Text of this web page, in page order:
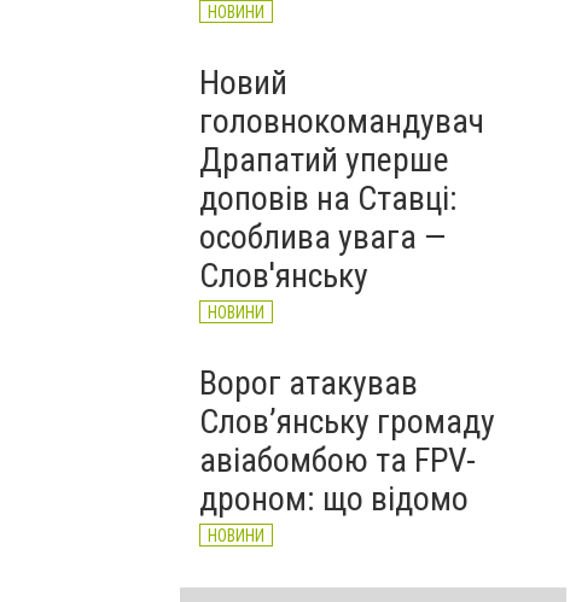
НОВИНИ
Новий
головнокомандувач
Драпатий уперше
доповів на Ставці:
особлива увага —
Слов'янську
НОВИНИ
Ворог атакував
Слов’янську громаду
авіабомбою та FPV-
дроном: що відомо
НОВИНИ